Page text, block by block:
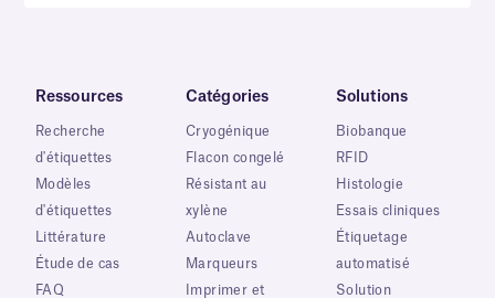
Ressources
Recherche
d'étiquettes
Modèles
d'étiquettes
Littérature
Étude de cas
FAQ
Catégories
Cryogénique
Flacon congelé
Résistant au
xylène
Autoclave
Marqueurs
Imprimer et
Solutions
Biobanque
RFID
Histologie
Essais cliniques
Étiquetage
automatisé
Solution